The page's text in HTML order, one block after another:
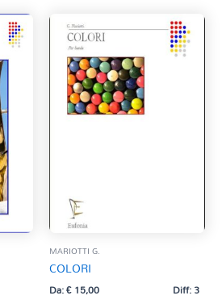
MARIOTTI G.
COLORI
Da:€15,00 Diff: 3